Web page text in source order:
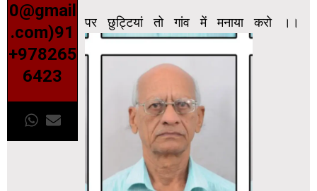
0@gmail
.com)91
+978265
6423
पर छुट्टियां तो गांव में मनाया करो ।।